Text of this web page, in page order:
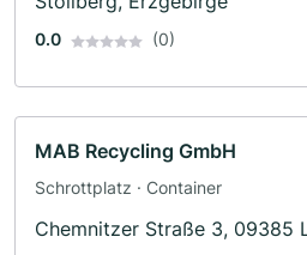
0.0 (0)
MAB Recycling GmbH
Schrottplatz · Container
Chemnitzer Straße 3, 09385